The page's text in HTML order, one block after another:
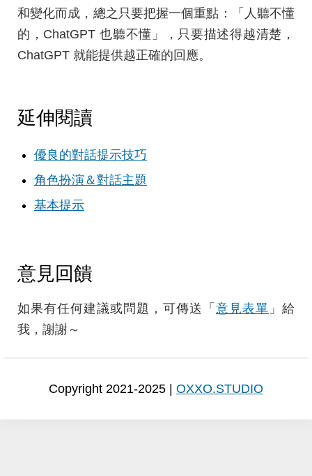
和變化而成，總之只要把握一個重點：「人聽不懂
的，ChatGPT 也聽不懂」，只要描述得越清楚，
ChatGPT 就能提供越正確的回應。
延伸閱讀
優良的對話提示技巧
角色扮演＆對話主題
基本提示
意見回饋
如果有任何建議或問題，可傳送「 意見表單 」給
我，謝謝～
Copyright 2021-2025 | OXXO.STUDIO